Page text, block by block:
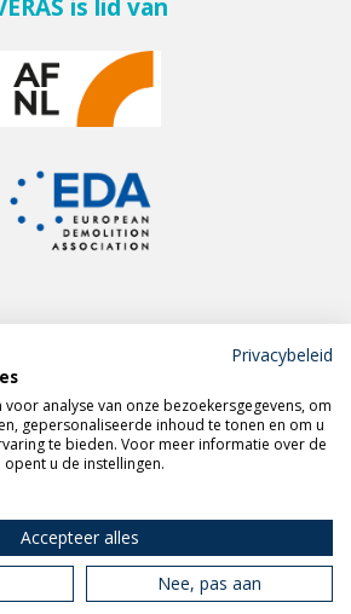
is lid van
de
Privacy
Privacybeleid
voor analyse van onze bezoekersgegevens, om
gepersonaliseerde inhoud te tonen en om u
te bieden. Voor meer informatie over de
u de instellingen.
Accepteer alles
Nee, pas aan